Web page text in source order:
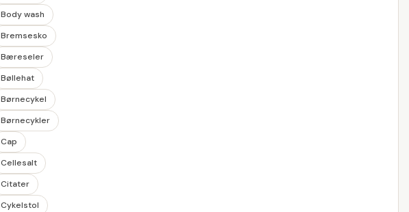
Body wash
Bremsesko
Bæreseler
Bøllehat
Børnecykel
Børnecykler
Cap
Cellesalt
Citater
Cykelstol